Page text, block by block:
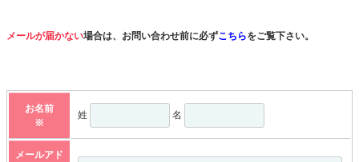
メールが届かない場合は、お問い合わせ前に必ずこちらをご覧下さい。
お名前
※
姓 名
メールアド